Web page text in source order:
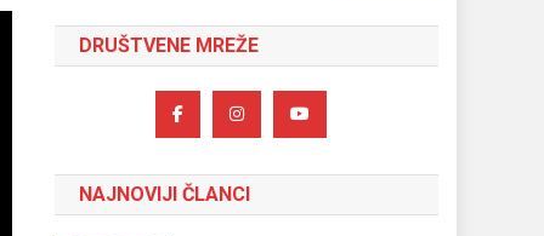
DRUŠTVENE MREŽE
NAJNOVIJI ČLANCI